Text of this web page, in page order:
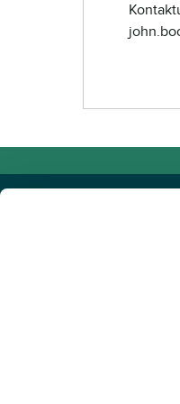
Hos TR Media
Sedan starten